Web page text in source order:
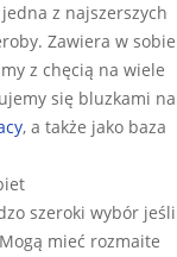
z najszerszych
Zawiera w sobie
z chęcią na wiele
się bluzkami na
, a także jako baza
szeroki wybór jeśli
mieć rozmaite